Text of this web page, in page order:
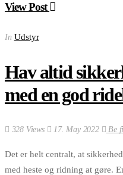
View Post
In Udstyr
Hav altid
med en god
328 Views 17. May 2022 Be
Det er helt centralt, at
med heste og ridning at gøre.